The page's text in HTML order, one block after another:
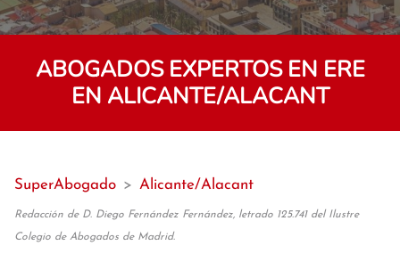
ABOGADOS EXPERTOS EN ERE
EN ALICANTE/ALACANT
SuperAbogado > Alicante/Alacant
Redacción de D. Diego Fernández Fernández, letrado 125.741 del Ilustre
Colegio de Abogados de Madrid.